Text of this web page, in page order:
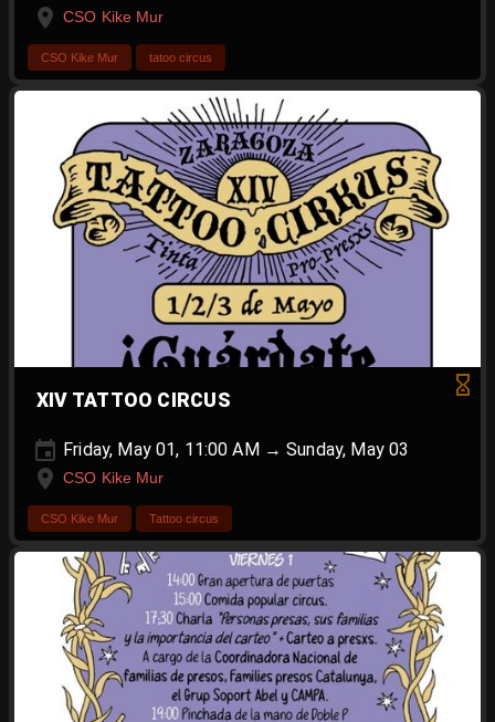
CSO Kike Mur
CSO Kike Mur tatoo circus
XIV TATTOO CIRCUS
Friday, May 01, 11:00 AM → Sunday, May 03
CSO Kike Mur
CSO Kike Mur Tattoo circus